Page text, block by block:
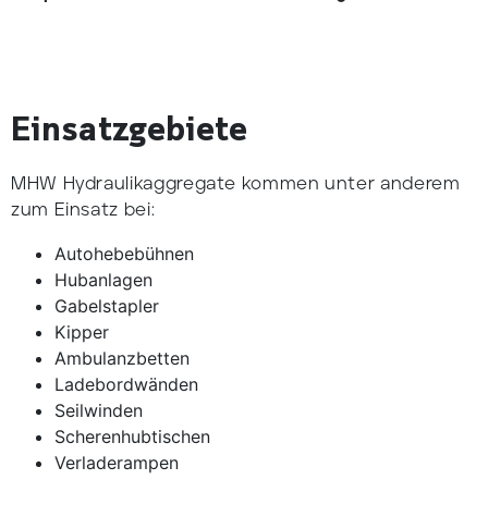
Einsatzgebiete
MHW Hydraulikaggregate kommen unter anderem
zum Einsatz bei:
Autohebebühnen
Hubanlagen
Gabelstapler
Kipper
Ambulanzbetten
Ladebordwänden
Seilwinden
Scherenhubtischen
Verladerampen